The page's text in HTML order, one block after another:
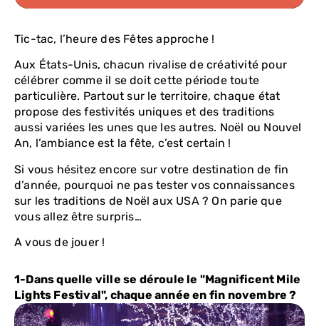
Tic-tac, l’heure des Fêtes approche !
Aux États-Unis, chacun rivalise de créativité pour
célébrer comme il se doit cette période toute
particulière. Partout sur le territoire, chaque état
propose des festivités uniques et des traditions
aussi variées les unes que les autres. Noël ou Nouvel
An, l’ambiance est la fête, c’est certain !
Si vous hésitez encore sur votre destination de fin
d’année, pourquoi ne pas tester vos connaissances
sur les traditions de Noël aux USA ? On parie que
vous allez être surpris…
A vous de jouer !
1-Dans quelle ville se déroule le "Magnificent Mile
Lights Festival", chaque année en fin novembre ?